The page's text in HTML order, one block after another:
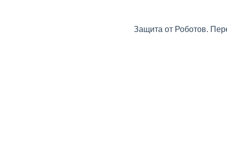
Защита от Роботов.